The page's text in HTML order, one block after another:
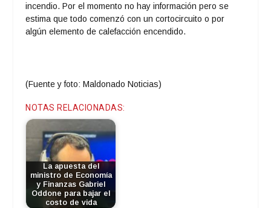
incendio. Por el momento no hay información pero se
estima que todo comenzó con un cortocircuito o por
algún elemento de calefacción encendido.
(Fuente y foto: Maldonado Noticias)
NOTAS RELACIONADAS:
La apuesta del
ministro de Economía
y Finanzas Gabriel
Oddone para bajar el
costo de vida